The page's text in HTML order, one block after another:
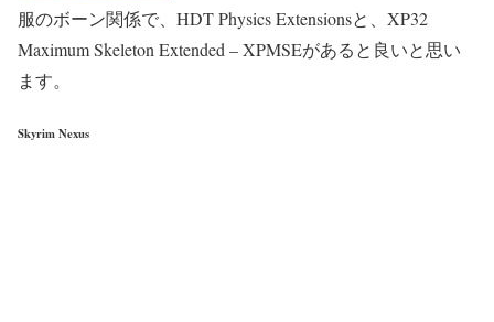
服のボーン関係で、HDT Physics Extensionsと、XP32
Maximum Skeleton Extended – XPMSEがあると良いと思い
ます。
Skyrim Nexus